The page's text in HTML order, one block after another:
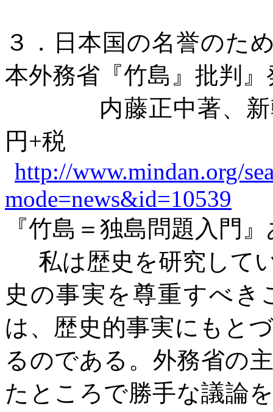
３．日本国の名誉のた
本外務省『竹島』批判』
内藤正中著、
円 +税
http://www.mindan.org/
mode=news&id=10539
『竹島＝独島問題入門
私は歴史を研究して
史の事実を尊重すべき
は、歴史的事実にもと
るのである。外務省の
たところで勝手な議論